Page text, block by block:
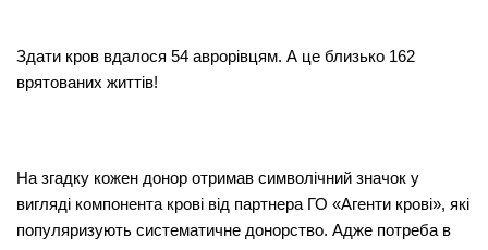
Здати кров вдалося 54 аврорівцям. А це близько 162
врятованих життів!
На згадку кожен донор отримав символічний значок у
вигляді компонента крові від партнера ГО «Агенти крові», які
популяризують систематичне донорство. Адже потреба в